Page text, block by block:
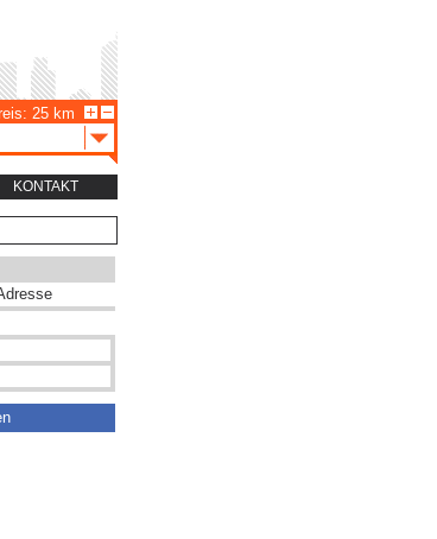
KONTAKT
25 km